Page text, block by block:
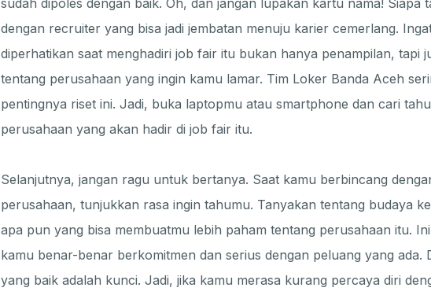
dengan recruiter yang bisa jadi jembatan menuju karier cemerlang.
diperhatikan saat menghadiri job fair itu bukan hanya penampilan, tapi
tentang perusahaan yang ingin kamu lamar. Tim Loker Banda Aceh
pentingnya riset ini. Jadi, buka laptopmu atau smartphone dan cari
perusahaan yang akan hadir di job fair itu.
Selanjutnya, jangan ragu untuk bertanya. Saat kamu berbincang
perusahaan, tunjukkan rasa ingin tahumu. Tanyakan tentang budaya
apa pun yang bisa membuatmu lebih paham tentang perusahaan itu.
kamu benar-benar berkomitmen dan serius dengan peluang yang ada.
yang baik adalah kunci. Jadi, jika kamu merasa kurang percaya diri